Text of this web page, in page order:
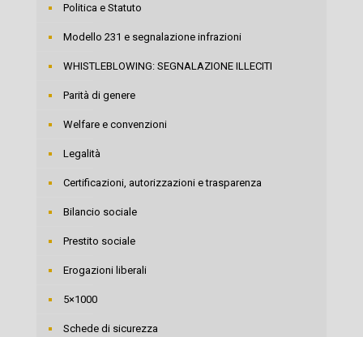
Politica e Statuto
Modello 231 e segnalazione infrazioni
WHISTLEBLOWING: SEGNALAZIONE ILLECITI
Parità di genere
Welfare e convenzioni
Legalità
Certificazioni, autorizzazioni e trasparenza
Bilancio sociale
Prestito sociale
Erogazioni liberali
5×1000
Schede di sicurezza